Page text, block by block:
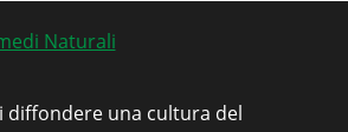
diffondere una cultura del